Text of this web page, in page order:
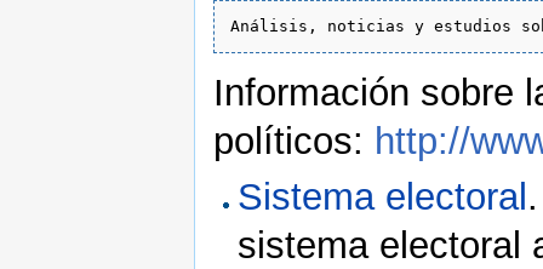
Información sobre
políticos: http://
Sistema electoral
sistema electoral